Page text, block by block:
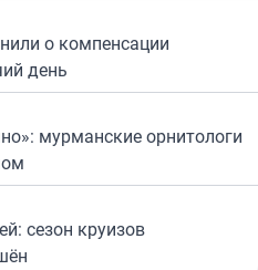
о компенсации
день
мурманские орнитологи
сезон круизов